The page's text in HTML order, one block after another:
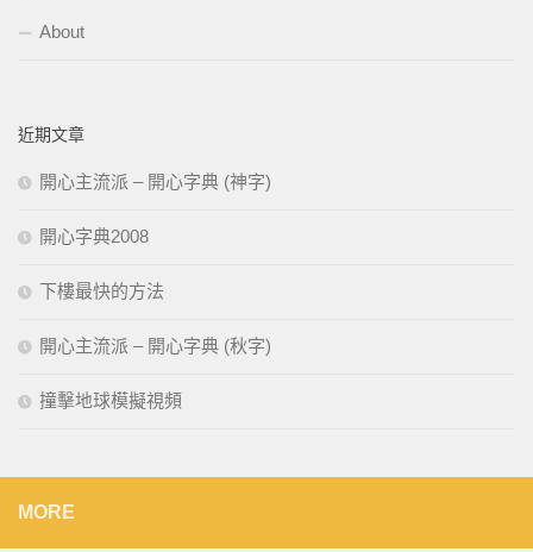
About
近期文章
開心主流派 – 開心字典 (神字)
開心字典2008
下樓最快的方法
開心主流派 – 開心字典 (秋字)
撞擊地球模擬視頻
MORE